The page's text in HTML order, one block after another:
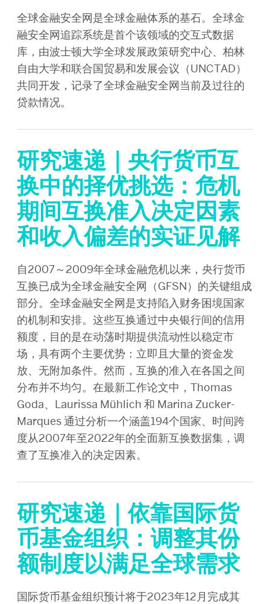
全球金融安全网是全球金融体系的基石。全球金
融安全网追踪系统是首个该领域的交互式数据
库，由波士顿大学全球发展政策研究中心、柏林
自由大学和联合国贸易和发展会议（UNCTAD）
共同开发，记录了全球金融安全网当前及过往的
贷款情况。
研究速递｜央行货币互
换中的择优挑选：危机
期间互换准入决定因素
和收入偏差的实证见解
自2007～2009年全球金融危机以来，央行货币
互换已成为全球金融安全网（GFSN）的关键组成
部分。全球金融安全网是支持陷入财务困境国家
的机制和安排。这些互换通过中央银行间的信用
额度，目的是在动荡时期提供流动性以稳定市
场，具有两个主要优势：立即且大量的资金发
放、无附加条件。然而，互换的准入在各国之间
分布并不均匀。在最新工作论文中，Thomas
Goda、Laurissa Mühlich 和 Marina Zucker-
Marques 通过分析一个涵盖194个国家、时间跨
度从2007年至2022年的全面新互换数据集，调
查了互换准入的决定因素。
研究速递｜依靠国际货
币基金组织：调整其份
额制度以满足全球需求
国际货币基金组织预计将于2023年12月完成其